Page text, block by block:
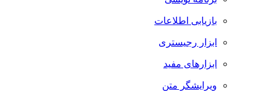
بازیابی اطلاعات
ابزار رجیستری
ابزارهای مفید
ویرایشگر متن